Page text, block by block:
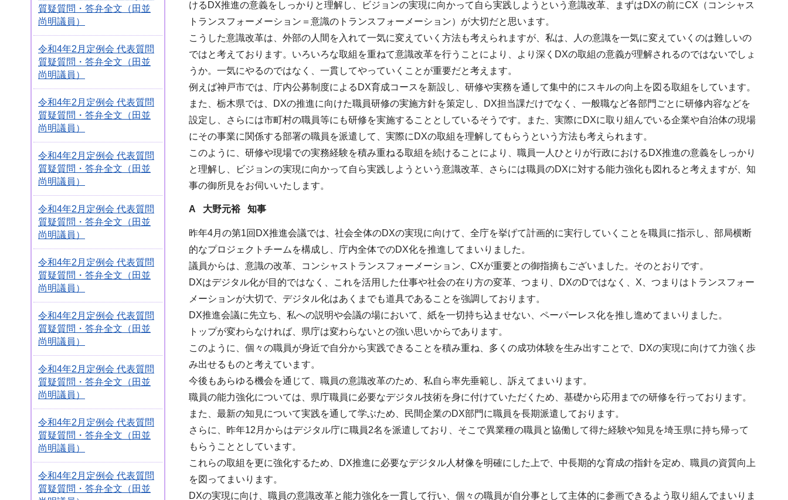
質疑質問・答弁全文（田並
尚明議員）
令和4年2月定例会 代表質問
質疑質問・答弁全文（田並
尚明議員）
令和4年2月定例会 代表質問
質疑質問・答弁全文（田並
尚明議員）
令和4年2月定例会 代表質問
質疑質問・答弁全文（田並
尚明議員）
令和4年2月定例会 代表質問
質疑質問・答弁全文（田並
尚明議員）
令和4年2月定例会 代表質問
質疑質問・答弁全文（田並
尚明議員）
令和4年2月定例会 代表質問
質疑質問・答弁全文（田並
尚明議員）
令和4年2月定例会 代表質問
質疑質問・答弁全文（田並
尚明議員）
令和4年2月定例会 代表質問
質疑質問・答弁全文（田並
尚明議員）
令和4年2月定例会 代表質問
質疑質問・答弁全文（田並
けるDX推進の意義をしっかりと理解し、ビジョンの実現に向かって自ら実践しようという意識改革、まずはDXの前にCX（コンシャス
トランスフォーメーション＝意識のトランスフォーメーション）が大切だと思います。
こうした意識改革は、外部の人間を入れて一気に変えていく方法も考えられますが、私は、人の意識を一気に変えていくのは難しいの
ではと考えております。いろいろな取組を重ねて意識改革を行うことにより、より深くDXの取組の意義が理解されるのではないでしょ
うか。一気にやるのではなく、一貫してやっていくことが重要だと考えます。
例えば神戸市では、庁内公募制度によるDX育成コースを新設し、研修や実務を通して集中的にスキルの向上を図る取組をしています。
また、栃木県では、DXの推進に向けた職員研修の実施方針を策定し、DX担当課だけでなく、一般職など各部門ごとに研修内容などを
設定し、さらには市町村の職員等にも研修を実施することとしているそうです。また、実際にDXに取り組んでいる企業や自治体の現場
にその事業に関係する部署の職員を派遣して、実際にDXの取組を理解してもらうという方法も考えられます。
このように、研修や現場での実務経験を積み重ねる取組を続けることにより、職員一人ひとりが行政におけるDX推進の意義をしっかり
と理解し、ビジョンの実現に向かって自ら実践しようという意識改革、さらには職員のDXに対する能力強化も図れると考えますが、知
事の御所見をお伺いいたします。
A 大野元裕 知事
昨年4月の第1回DX推進会議では、社会全体のDXの実現に向けて、全庁を挙げて計画的に実行していくことを職員に指示し、部局横断
的なプロジェクトチームを構成し、庁内全体でのDX化を推進してまいりました。
議員からは、意識の改革、コンシャストランスフォーメーション、CXが重要との御指摘もございました。そのとおりです。
DXはデジタル化が目的ではなく、これを活用した仕事や社会の在り方の変革、つまり、DXのDではなく、X、つまりはトランスフォー
メーションが大切で、デジタル化はあくまでも道具であることを強調しております。
DX推進会議に先立ち、私への説明や会議の場において、紙を一切持ち込ませない、ペーパーレス化を推し進めてまいりました。
トップが変わらなければ、県庁は変わらないとの強い思いからであります。
このように、個々の職員が身近で自分から実践できることを積み重ね、多くの成功体験を生み出すことで、DXの実現に向けて力強く歩
み出せるものと考えています。
今後もあらゆる機会を通じて、職員の意識改革のため、私自ら率先垂範し、訴えてまいります。
職員の能力強化については、県庁職員に必要なデジタル技術を身に付けていただくため、基礎から応用までの研修を行っております。
また、最新の知見について実践を通して学ぶため、民間企業のDX部門に職員を長期派遣しております。
さらに、昨年12月からはデジタル庁に職員2名を派遣しており、そこで異業種の職員と協働して得た経験や知見を埼玉県に持ち帰って
もらうこととしています。
これらの取組を更に強化するため、DX推進に必要なデジタル人材像を明確にした上で、中長期的な育成の指針を定め、職員の資質向上
を図ってまいります。
DXの実現に向け、職員の意識改革と能力強化を一貫して行い、個々の職員が自分事として主体的に参画できるよう取り組んでまいりま